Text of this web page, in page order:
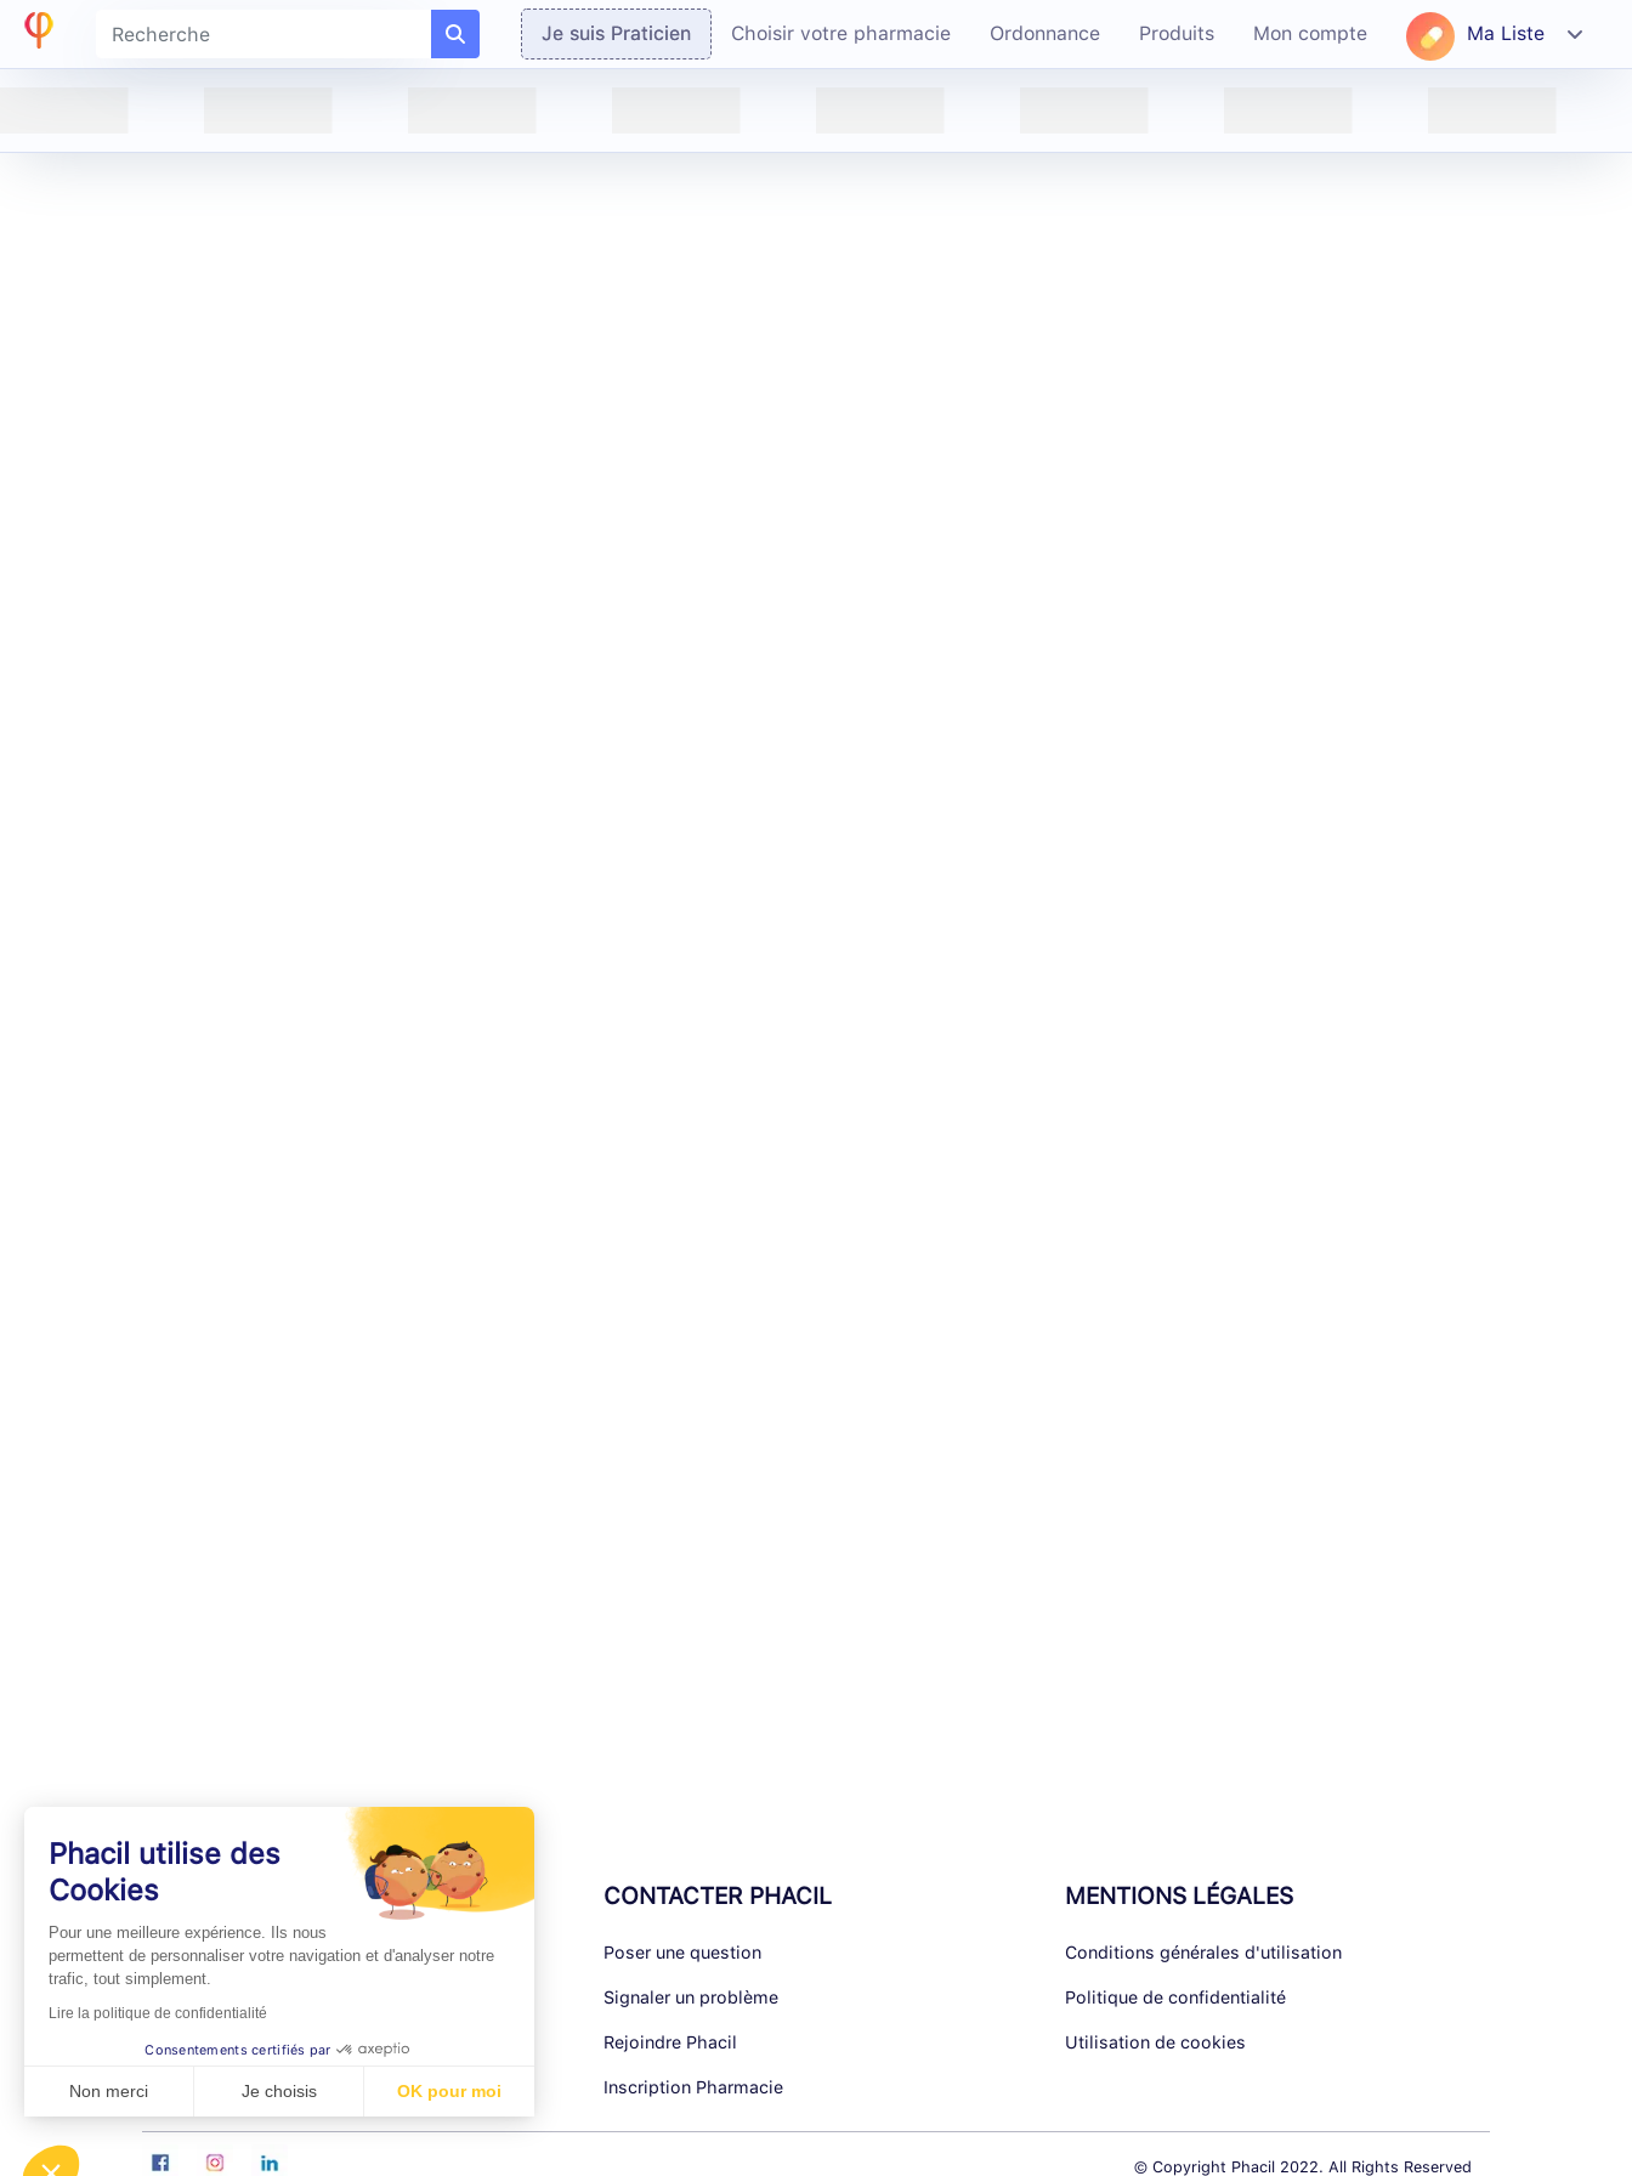
Je suis Praticien Choisir votre pharmacie Ordonnance Produits Mon compte Ma Liste
INFOS PRATIQUES
Professionnels de Santé
Espace Pharmaciens
Foire aux questions
CONTACTER PHACIL
Poser une question
Signaler un problème
Rejoindre Phacil
Inscription Pharmacie
MENTIONS LÉGALES
Conditions générales d'utilisation
Politique de confidentialité
Utilisation de cookies
© Copyright Phacil 2022. All Rights Reserved
Phacil utilise des
Cookies
Pour une meilleure expérience. Ils nous
permettent de personnaliser votre navigation et d'analyser notre
trafic, tout simplement.
Lire la politique de confidentialité
Consentements certifiés par
Non merci Je choisis OK pour moi
Axeptio consent
Plateforme de Gestion du Consentement : Personnalisez vos Options